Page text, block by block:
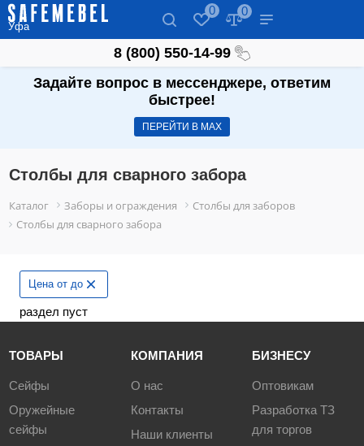
Уфа
0 0
8 (800) 550-14-99
Задайте вопрос в мессенджере, ответим
быстрее!
ПЕРЕЙТИ В МАХ
Столбы для сварного забора
Каталог Заборы и ограждения
Столбы для заборов
Столбы для сварного забора
Цена от до
раздел пуст
ТОВАРЫ
Сейфы
Оружейные
сейфы
КОМПАНИЯ
О нас
Контакты
Наши клиенты
БИЗНЕСУ
Оптовикам
Разработка ТЗ
для торгов